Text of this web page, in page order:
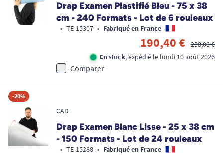
Drap Examen Plastifié Bleu - 75 x 38
cm - 240 Formats - Lot de 6 rouleaux
• TE-15307 • Fabriqué en France
190,40 €
238,00 €
En stock, expédié le lundi 10 août 2026
Comparer
-20%
CAD
Drap Examen Blanc Lisse - 25 x 38 cm
- 150 Formats - Lot de 24 rouleaux
• TE-15288 • Fabriqué en France